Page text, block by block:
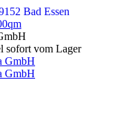
Bad Essen
sofort vom Lager